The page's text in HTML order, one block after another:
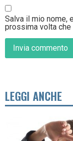
Salva il mio nome,
prossima volta che
LEGGI ANCHE